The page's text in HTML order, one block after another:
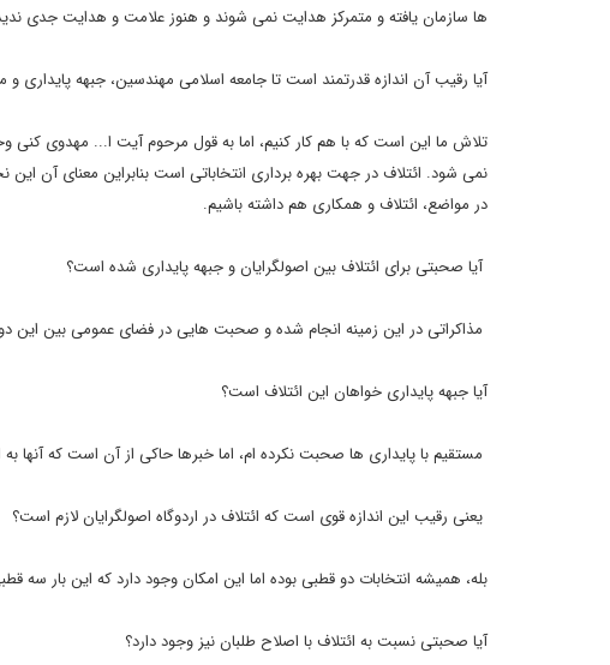
ها سازمان یافته و متمرکز هدایت نمی شوند و هنوز علامت و هدایت جدی
آیا رقیب آن اندازه قدرتمند است تا جامعه اسلامی مهندسین، جبهه پایداری و
تلاش ما این است که با هم کار کنیم، اما به قول مرحوم آیت ا... مهدوی کنی
نمی شود. ائتلاف در جهت بهره برداری انتخاباتی است بنابراین معنای آن
در مواضع، ائتلاف و همکاری هم داشته باشیم.
آیا صحبتی برای ائتلاف بین اصولگرایان و جبهه پایداری شده است؟
مذاکراتی در این زمینه انجام شده و صحبت هایی در فضای عمومی بین
آیا جبهه پایداری خواهان این ائتلاف است؟
مستقیم با پایداری ها صحبت نکرده ام، اما خبرها حاکی از آن است که آنها
یعنی رقیب این اندازه قوی است که ائتلاف در اردوگاه اصولگرایان لازم است؟
بله، همیشه انتخابات دو قطبی بوده اما این امکان وجود دارد که این بار سه
آیا صحبتی نسبت به ائتلاف با اصلاح طلبان نیز وجود دارد؟